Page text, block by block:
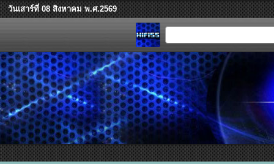
วันเสาร์ที่ 08 สิงหาคม พ.ศ.2569